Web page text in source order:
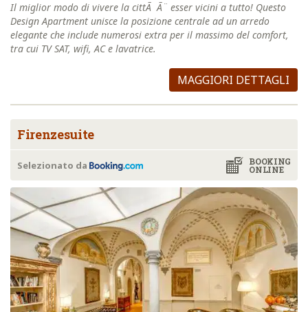
Il miglior modo di vivere la cittÃ Ã¨ esser vicini a tutto! Questo
Design Apartment unisce la posizione centrale ad un arredo
elegante che include numerosi extra per il massimo del comfort,
tra cui TV SAT, wifi, AC e lavatrice.
MAGGIORI DETTAGLI
Firenzesuite
BOOKING
ONLINE
Selezionato da